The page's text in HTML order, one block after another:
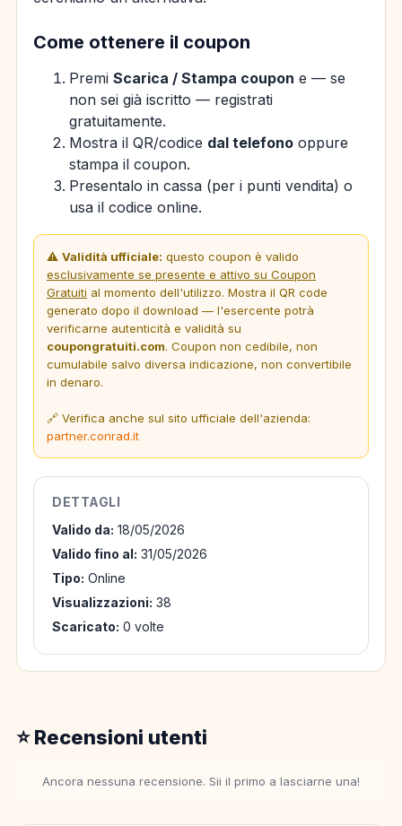
Come ottenere il coupon
Premi Scarica / Stampa coupon e — se
non sei già iscritto — registrati
gratuitamente.
Mostra il QR/codice dal telefono oppure
stampa il coupon.
Presentalo in cassa (per i punti vendita) o
usa il codice online.
⚠️ Validità ufficiale: questo coupon è valido
esclusivamente se presente e attivo su Coupon
Gratuiti al momento dell'utilizzo. Mostra il QR code
generato dopo il download — l'esercente potrà
verificarne autenticità e validità su
coupongratuiti.com. Coupon non cedibile, non
cumulabile salvo diversa indicazione, non convertibile
in denaro.
🔗 Verifica anche sul sito ufficiale dell'azienda:
partner.conrad.it
DETTAGLI
Valido da: 18/05/2026
Valido fino al: 31/05/2026
Tipo: Online
Visualizzazioni: 38
Scaricato: 0 volte
⭐ Recensioni utenti
Ancora nessuna recensione. Sii il primo a lasciarne una!